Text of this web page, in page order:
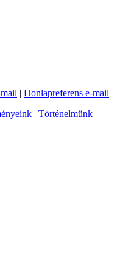
| Honlapreferens e-mail
| Történelmünk